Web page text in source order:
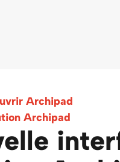
Archipad
Archipad